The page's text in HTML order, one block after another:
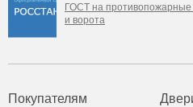
ГОСТ на противопожарные
и ворота
Покупателям